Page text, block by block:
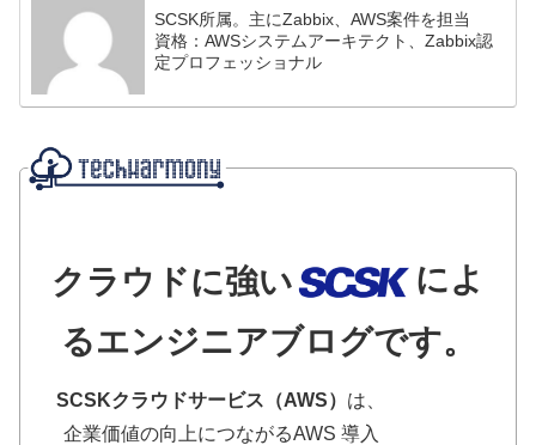
SCSK所属。主にZabbix、AWS案件を担当
資格：AWSシステムアーキテクト、Zabbix認
定プロフェッショナル
クラウドに強い
によ
るエンジニアブログです。
SCSKクラウドサービス（AWS） は、
企業価値の向上につながるAWS 導入